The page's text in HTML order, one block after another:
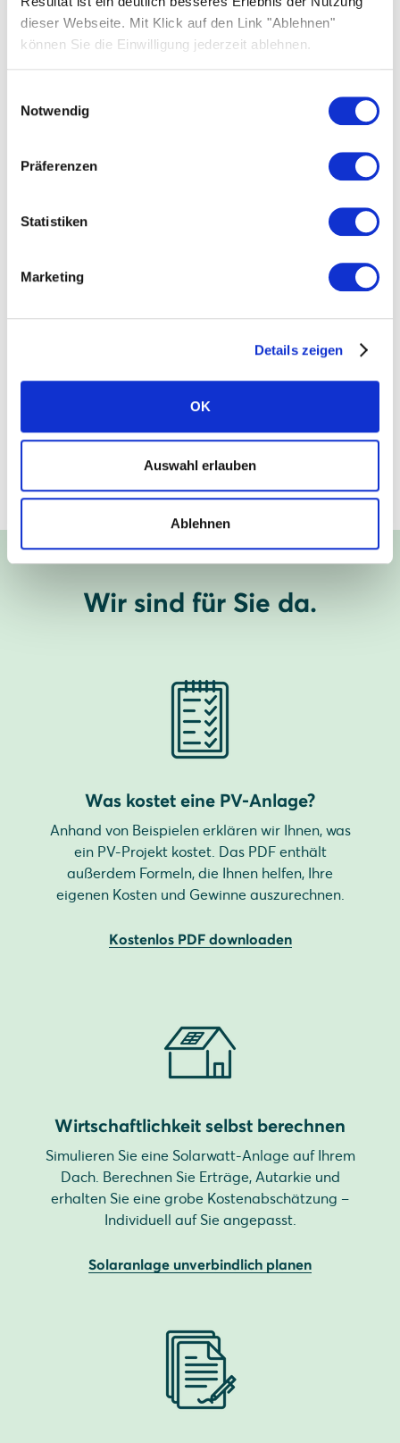
dieser Webseite. Mit Klick auf den Link "Ablehnen"
können Sie die Einwilligung jederzeit ablehnen.
Notwendig
Präferenzen
Statistiken
Marketing
Details zeigen
OK
Auswahl erlauben
Ablehnen
Mehr zum Standort erfahren
Wir sind für Sie da.
Was kostet eine PV-Anlage?
Anhand von Beispielen erklären wir Ihnen, was
ein PV-Projekt kostet. Das PDF enthält
außerdem Formeln, die Ihnen helfen, Ihre
eigenen Kosten und Gewinne auszurechnen.
Kostenlos PDF downloaden
Wirtschaftlichkeit selbst berechnen
Simulieren Sie eine Solarwatt-Anlage auf Ihrem
Dach. Berechnen Sie Erträge, Autarkie und
erhalten Sie eine grobe Kostenabschätzung –
Individuell auf Sie angepasst.
Solaranlage unverbindlich planen